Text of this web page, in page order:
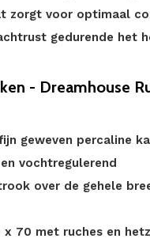
zorgt voor optimaal
gedurende het
- Dreamhouse
geweven percaline
vochtregulerend
over de gehele
x 70 met ruches en